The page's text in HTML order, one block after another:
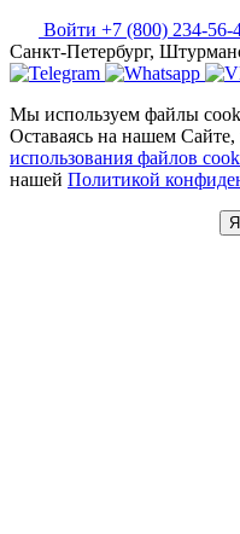
Войти +7 (800) 234-56-
Санкт-Петербург,
Мы используем файлы
Оставаясь на нашем Сайте,
использования файлов
нашей Политикой